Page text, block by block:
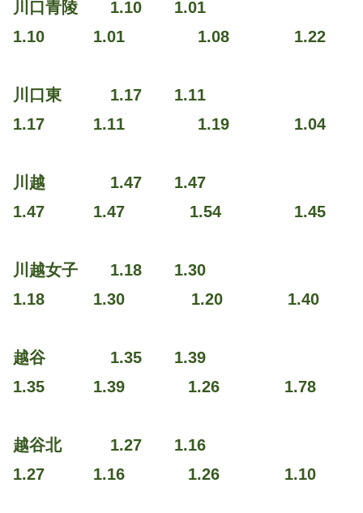
川口青陵 1.10 1.01
1.10 1.01 1.08 1.22
川口東 1.17 1.11
1.17 1.11 1.19 1.04
川越 1.47 1.47
1.47 1.47 1.54 1.45
川越女子 1.18 1.30
1.18 1.30 1.20 1.40
越谷 1.35 1.39
1.35 1.39 1.26 1.78
越谷北 1.27 1.16
1.27 1.16 1.26 1.10